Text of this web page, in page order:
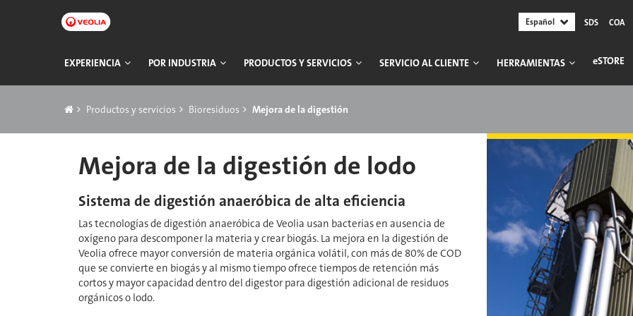
Español SDS COA
Navegación
principal
EXPERIENCIA POR INDUSTRIA PRODUCTOS Y SERVICIOS SERVICIO AL CLIENTE HERRAMIENTAS ESTORE
Productos y servicios Bioresiduos Mejora de la digestión
Mejora de la digestión de lodo
Sistema de digestión anaeróbica de alta eficiencia
Las tecnologías de digestión anaeróbica de Veolia​​​​​​​ usan bacterias en ausencia de
oxígeno para descomponer la materia y crear biogás. La mejora en la digestión de
Veolia​​​​​​​ ofrece mayor conversión de materia orgánica volátil, con más de 80% de COD
que se convierte en biogás y al mismo tiempo ofrece tiempos de retención más
cortos y mayor capacidad dentro del digestor para digestión adicional de residuos
orgánicos o lodo.